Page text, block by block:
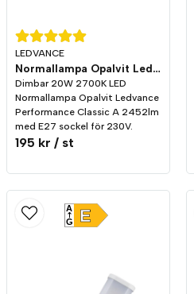
LEDVANCE
Normallampa Opalvit Ledvance Performance Classic A 2452lm E27 2700K Dim
Dimbar 20W 2700K LED
Normallampa Opalvit Ledvance
Performance Classic A 2452lm
med E27 sockel för 230V.
195 kr / st
E
A
G